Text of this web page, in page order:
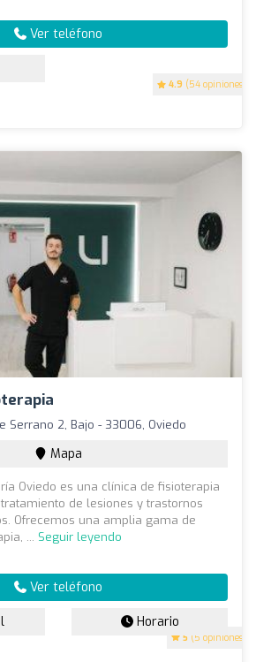
4.9 (54 opiniones)
Ver teléfono
5 (5 opiniones)
Serrano 2, Bajo - 33006, Oviedo
Mapa
Oviedo es una clínica de fisioterapia
de lesiones y trastornos
Ofrecemos una amplia gama de
... Seguir leyendo
Ver teléfono
Horario